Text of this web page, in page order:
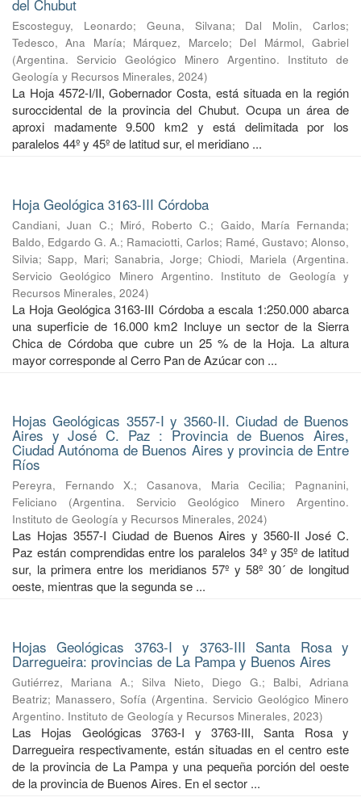
del Chubut
Escosteguy, Leonardo; Geuna, Silvana; Dal Molin, Carlos;
Tedesco, Ana María; Márquez, Marcelo; Del Mármol, Gabriel
(Argentina. Servicio Geológico Minero Argentino. Instituto de
Geología y Recursos Minerales, 2024)
La Hoja 4572-I/II, Gobernador Costa, está situada en la región
suroccidental de la provincia del Chubut. Ocupa un área de
aproxi madamente 9.500 km2 y está delimitada por los
paralelos 44º y 45º de latitud sur, el meridiano ...
Hoja Geológica 3163-III Córdoba
Candiani, Juan C.; Miró, Roberto C.; Gaido, María Fernanda;
Baldo, Edgardo G. A.; Ramaciotti, Carlos; Ramé, Gustavo; Alonso,
Silvia;Sapp, Mari;Sanabria, Jorge;Chiodi, Mariela (Argentina.
Servicio Geológico Minero Argentino. Instituto de Geología y
Recursos Minerales, 2024)
La Hoja Geológica 3163-III Córdoba a escala 1:250.000 abarca
una superficie de 16.000 km2 Incluye un sector de la Sierra
Chica de Córdoba que cubre un 25 % de la Hoja. La altura
mayor corresponde al Cerro Pan de Azúcar con ...
Hojas Geológicas 3557-I y 3560-II. Ciudad de Buenos
Aires y José C. Paz : Provincia de Buenos Aires,
Ciudad Autónoma de Buenos Aires y provincia de Entre
Ríos
Pereyra, Fernando X.;Casanova, Maria Cecilia; Pagnanini,
Feliciano
(Argentina. Servicio Geológico Minero Argentino.
Instituto de Geología y Recursos Minerales, 2024)
Las Hojas 3557-I Ciudad de Buenos Aires y 3560-II José C.
Paz están comprendidas entre los paralelos 34º y 35º de latitud
sur, la primera entre los meridianos 57º y 58º 30´ de longitud
oeste, mientras que la segunda se ...
Hojas Geológicas 3763-I y 3763-III Santa Rosa y
Darregueira: provincias de La Pampa y Buenos Aires
Gutiérrez, Mariana A.; Silva Nieto, Diego G.; Balbi, Adriana
Beatriz; Manassero, Sofía (Argentina. Servicio Geológico Minero
Argentino. Instituto de Geología y Recursos Minerales, 2023)
Las Hojas Geológicas 3763-I y 3763-III, Santa Rosa y
Darregueira respectivamente, están situadas en el centro este
de la provincia de La Pampa y una pequeña porción del oeste
de la provincia de Buenos Aires. En el sector ...